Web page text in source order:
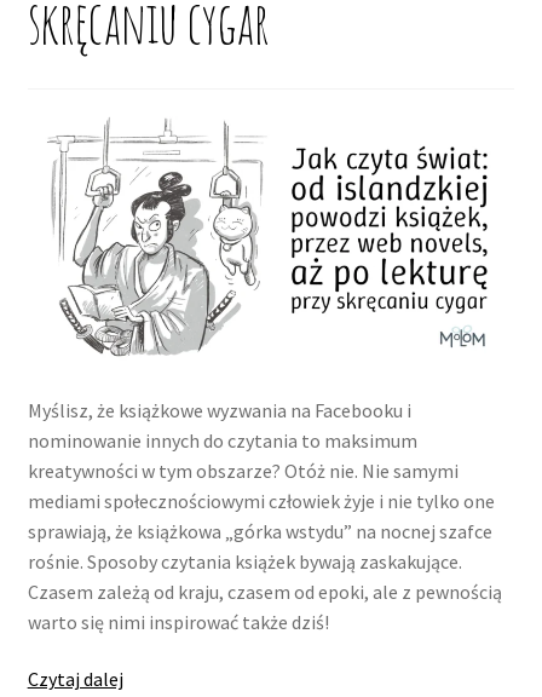
Niskie ceny
skręcaniu cygar
Myślisz, że książkowe wyzwania na Facebooku i
nominowanie innych do czytania to maksimum
kreatywności w tym obszarze? Otóż nie. Nie samymi
mediami społecznościowymi człowiek żyje i nie tylko one
sprawiają, że książkowa „górka wstydu” na nocnej szafce
rośnie. Sposoby czytania książek bywają zaskakujące.
Czasem zależą od kraju, czasem od epoki, ale z pewnością
warto się nimi inspirować także dziś!
Czytaj dalejJak